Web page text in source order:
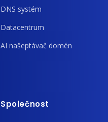
DNS systém
Datacentrum
AI našeptávač domén
Společnost